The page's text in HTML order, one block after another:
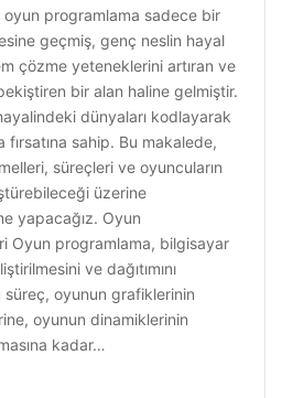
oyun programlama sadece bir
geçmiş, genç neslin hayal
çözme yeteneklerini artıran ve
bir alan haline gelmiştir.
dünyaları kodlayarak
sahip. Bu makalede,
süreçleri ve oyuncuların
üzerine
yapacağız. Oyun
Oyun programlama, bilgisayar
ve dağıtımını
oyunun grafiklerinin
oyunun dinamiklerinin
kadar…